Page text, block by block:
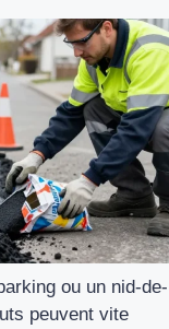
ou un nid-de-
peuvent vite